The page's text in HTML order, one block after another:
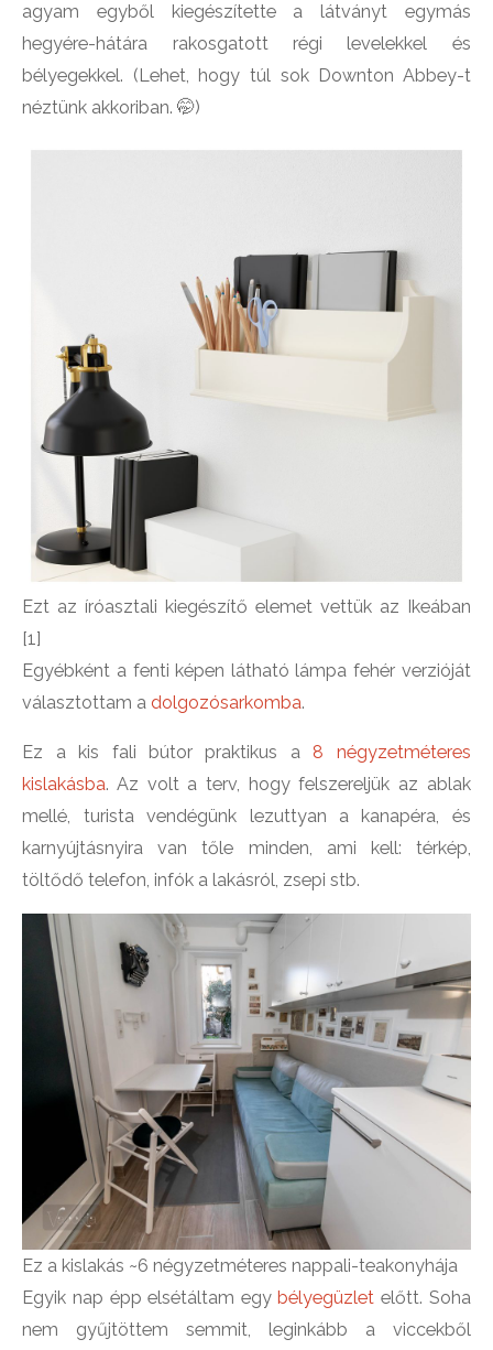
agyam egyből kiegészítette a látványt egymás
hegyére-hátára rakosgatott régi levelekkel és
bélyegekkel. (Lehet, hogy túl sok Downton Abbey-t
néztünk akkoriban. 🤭)
Ezt az íróasztali kiegészítő elemet vettük az Ikeában
[1]
Egyébként a fenti képen látható lámpa fehér verzióját
választottam adolgozósarkomba.
Ez a kis fali bútor praktikus a8 négyzetméteres
kislakásba. Az volt a terv, hogy felszereljük az ablak
mellé, turista vendégünk lezuttyan a kanapéra, és
karnyújtásnyira van tőle minden, ami kell: térkép,
töltődő telefon, infók a lakásról, zsepi stb.
Ez a kislakás ~6 négyzetméteres nappali-teakonyhája
Egyik nap épp elsétáltam egy bélyegüzletelőtt. Soha
nem gyűjtöttem semmit, leginkább a viccekből